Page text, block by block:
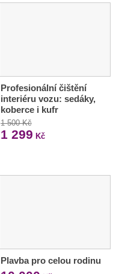
Profesionální čištění
interiéru vozu: sedáky,
koberce i kufr
1 500 Kč
1 299 Kč
Plavba pro celou rodinu